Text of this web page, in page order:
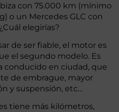
con 75.000 km (mínimo
o un Mercedes GLC con
elegirías?
de ser fiable, el motor es
el segundo modelo. Es
conducido en ciudad, que
de embrague, mayor
y suspensión, etc…
tiene más kilómetros,